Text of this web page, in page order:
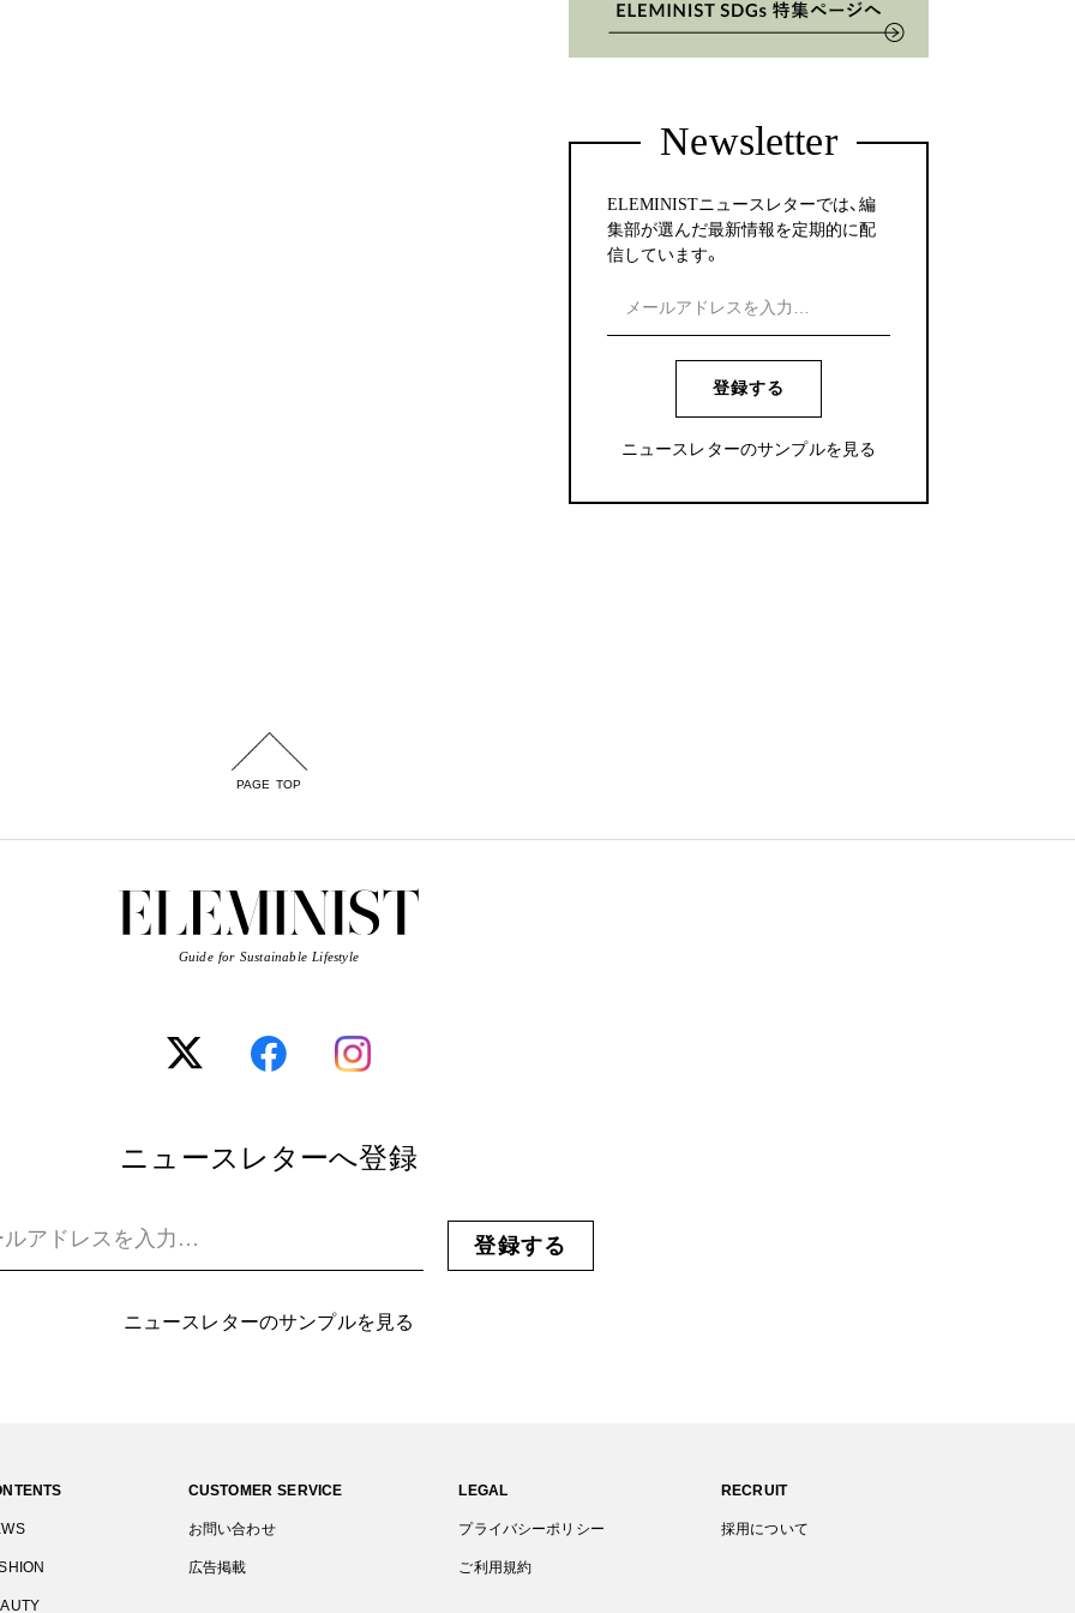
Newsletter
ELEMINISTニュースレターでは、編
集部が選んだ最新情報を定期的に配
信しています。
登録する
ニュースレターのサンプルを見る
PAGE TOP
Guide for Sustainable Lifestyle
ニュースレターへ登録
登録する
ニュースレターのサンプルを見る
CUSTOMER SERVICE
お問い合わせ
広告掲載
LEGAL
プライバシーポリシー
ご利用規約
RECRUIT
採用について